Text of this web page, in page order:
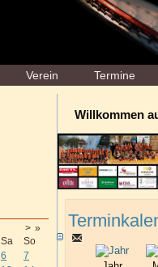
Verein Termine
> »
Sa
So
6
7
Willkommen